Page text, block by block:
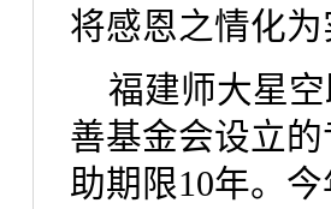
将感恩之情化
福建师大星
善基金会设立
助期限10年。